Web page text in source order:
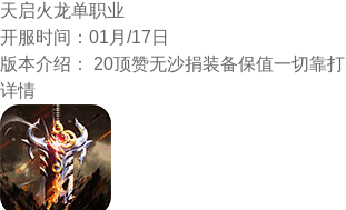
天启火龙单职业
开服时间： 01月/17日
版本介绍：
20顶赞无沙捐装备保值一切靠打
详情